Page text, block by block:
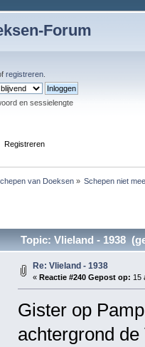
Forum
registreren
en sessielengte
Registreren
van Doeksen» Schepen niet
Topic: Vlieland - 1938
Re: Vlieland - 1938
« Reactie #240 Gepost op: 15
Gister op
achtergrond